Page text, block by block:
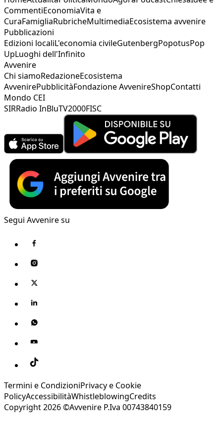
CommentiEconomiaVita e
CuraFamigliaRubricheMultimediaEcosistema avvenire
Pubblicazioni
Edizioni localiL'economia civileGutenbergPopotusPop
UpLuoghi dell'Infinito
Avvenire
Chi siamoRedazioneEcosistema
AvvenirePubblicitàFondazione AvvenireShopContatti
Mondo CEI
SIRRadio InBluTV2000FISC
Segui Avvenire su
Termini e CondizioniPrivacy e Cookie
PolicyAccessibilitàWhistleblowingCredits
Copyright 2026 ©Avvenire P.Iva 00743840159